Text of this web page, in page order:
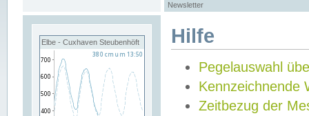
Newsletter
Elbe - Cuxhaven Steubenhöft Hilfe
Pegelauswahl
Kennzeichnende
Zeitbezug der